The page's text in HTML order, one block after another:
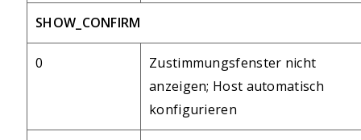
SHOW_CONFIRM
0
Zustimmungsfenster nicht
anzeigen; Host automatisch
konfigurieren